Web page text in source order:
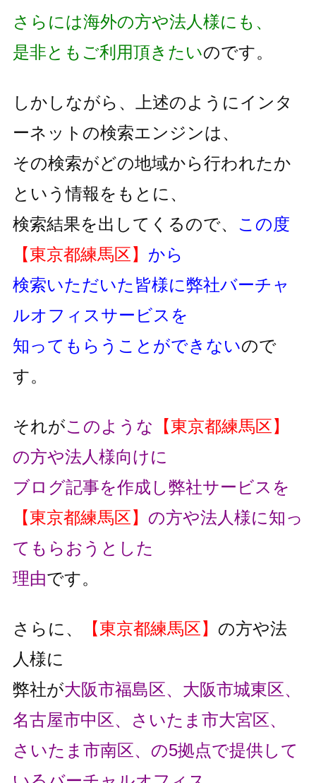
さらには海外の方や法人様にも、
是非ともご利用頂きたいのです。
しかしながら、上述のようにインタ
ーネットの検索エンジンは、
その検索がどの地域から行われたか
という情報をもとに、
検索結果を出してくるので、 この度
【東京都練馬区】 から
検索いただいた皆様に弊社バーチャ
ルオフィスサービスを
知ってもらうことができないので
す。
それがこのような
【東京都練馬区】
の方や法人様向けに
ブログ記事を作成し弊社サービスを
【東京都練馬区】 の方や法人様に知っ
てもらおうとした
理由です。
さらに、 【東京都練馬区】 の方や法
人様に
弊社が大阪市福島区、大阪市城東区、
名古屋市中区、さいたま市大宮区、
さいたま市南区、の5拠点で提供して